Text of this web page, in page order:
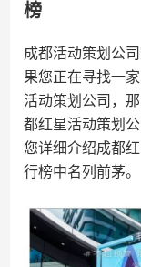
榜
成都活动策划公
果您正在寻找一
活动策划公司，
都红星活动策划
您详细介绍成都
行榜中名列前茅。